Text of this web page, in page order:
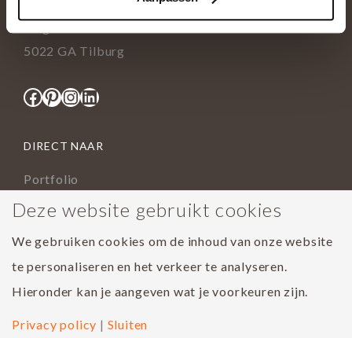
5022 GA Tilburg
Facebook
Pinterest
Instagram
LinkedIn
DIRECT NAAR
Portfolio
Assortiment
Houtsoorten
Populairste project 2023
Deze website gebruikt cookies
We gebruiken cookies om de inhoud van onze website
te personaliseren en het verkeer te analyseren.
Hieronder kan je aangeven wat je voorkeuren zijn.
Privacy policy | Sluiten